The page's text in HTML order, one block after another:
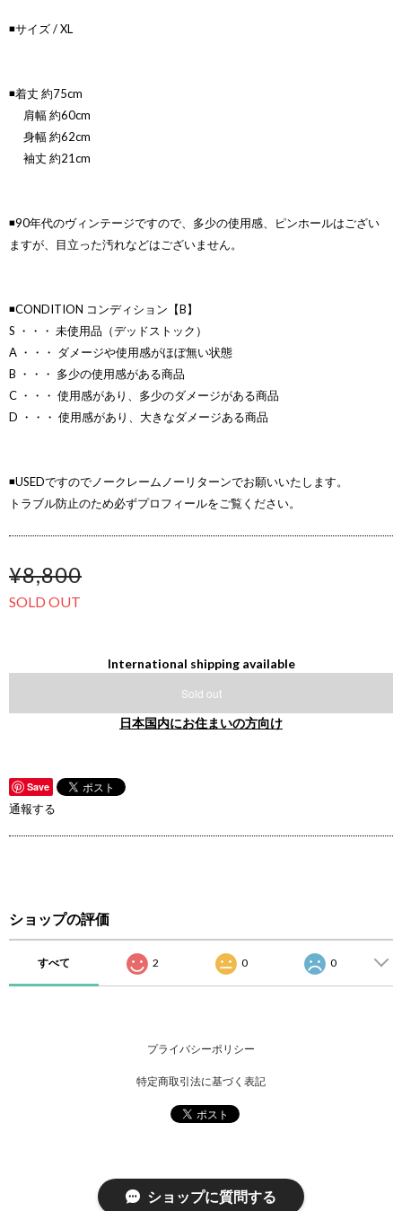
◾️サイズ / XL
◾️着丈 約75cm
肩幅 約60cm
身幅 約62cm
袖丈 約21cm
◾️90年代のヴィンテージですので、多少の使用感、ピンホールはござい
ますが、目立った汚れなどはございません。
◾️CONDITION コンディション【B】
S ・・・ 未使用品（デッドストック）
A ・・・ ダメージや使用感がほぼ無い状態
B ・・・ 多少の使用感がある商品
C ・・・ 使用感があり、多少のダメージがある商品
D ・・・ 使用感があり、大きなダメージある商品
◾️USEDですのでノークレームノーリターンでお願いいたします。
トラブル防止のため必ずプロフィールをご覧ください。
¥8,800
SOLD OUT
International shipping available
Sold out
日本国内にお住まいの方向け
Save
通報する
ショップの評価
すべて 2 0 0
プライバシーポリシー
特定商取引法に基づく表記
ショップに質問する